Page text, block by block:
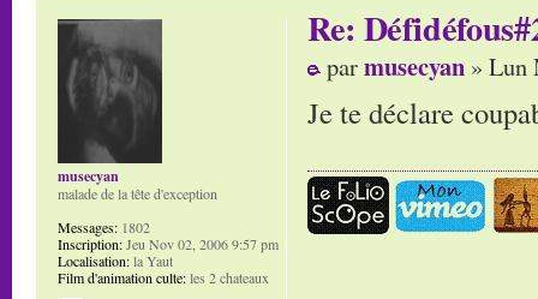
Re:
parmusecyan » Lun
Je te déclare
musecyan
malade de la tête d'exception
Messages: 1802
Inscription:Jeu Nov 02, 2006 9:57 pm
Localisation:la Yaut
Film d'animation culte:les 2 chateaux